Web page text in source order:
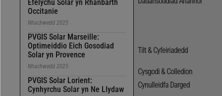
Efelychu Solar yn Rhanbarth
Occitanie
Nhachwedd 2025
PVGIS Solar Marseille:
Optimeiddio Eich Gosodiad
Solar yn Provence
Nhachwedd 2025
PVGIS Solar Lorient:
Cynhyrchu Solar yn Ne Llydaw
Tilt & Cyfeiriadedd
Cysgodi & Colledion
Cynulleidfa Darged